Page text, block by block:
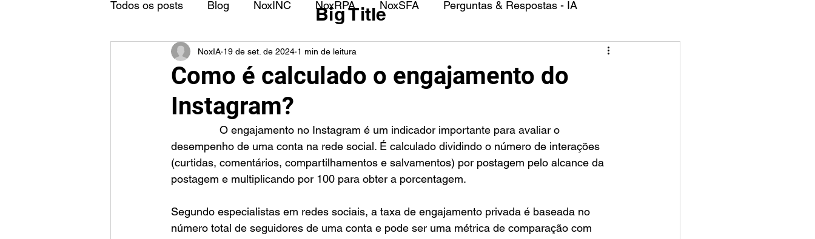
Todos os posts Blog NoxINC NoxRPA NoxSFA Perguntas & Respostas - IA
Como é calculado o engajamento do
Instagram?
NoxIA 19 de set. de 2024 1 min de leitura
desempenho de uma conta na rede social. É calculado dividindo o número de interações
(curtidas, comentários, compartilhamentos e salvamentos) por postagem pelo alcance da
postagem e multiplicando por 100 para obter a porcentagem.
Segundo especialistas em redes sociais, a taxa de engajamento privada é baseada no
número total de seguidores de uma conta e pode ser uma métrica de comparação com
Big Title